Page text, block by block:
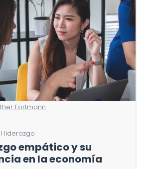
Fortmann
liderazgo
empático y su
en la economía